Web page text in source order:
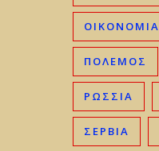
ΟΙΚΟΝΟΜΊΑ
ΠΟΛΕΜΟΣ
ΡΩΣΣΊΑ
ΣΕΡΒΊΑ